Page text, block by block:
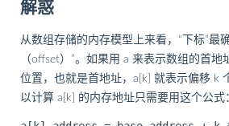
解惑
从数组存储的内存模型上来看，“下标”最
（offset）”。如果用 a 来表示数组的首
位置，也就是首地址，a[k] 就表示偏移 k
以计算 a[k] 的内存地址只需要用这个公式